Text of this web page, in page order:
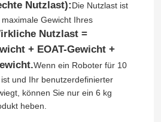
Nutzlast):Die Nutzlast ist
Gewicht Ihres
Nutzlast =
+ EOAT-Gewicht +
Wenn ein Roboter für 10
und Ihr benutzerdefinierter
können Sie nur ein 6 kg
heben.